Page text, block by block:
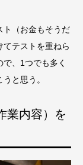
ト（お金もそうだ
テストを重ねら
、1つでも多く
と思う。
業内容）を